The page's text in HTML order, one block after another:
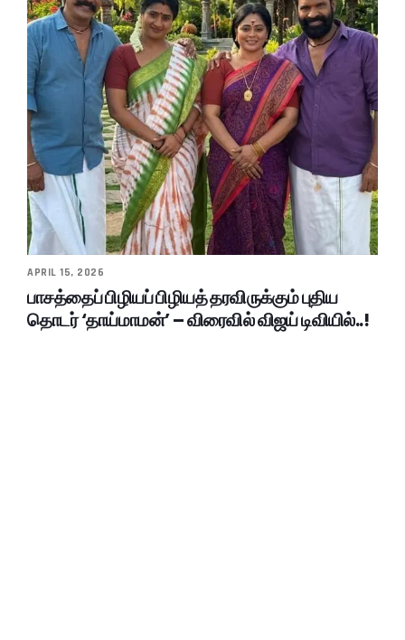
APRIL 15, 2026
பாசத்தைப் பிழியப் பிழியத் தரவிருக்கும் புதிய
தொடர் ‘தாய்மாமன்’ – விரைவில் விஜய் டிவியில்..!